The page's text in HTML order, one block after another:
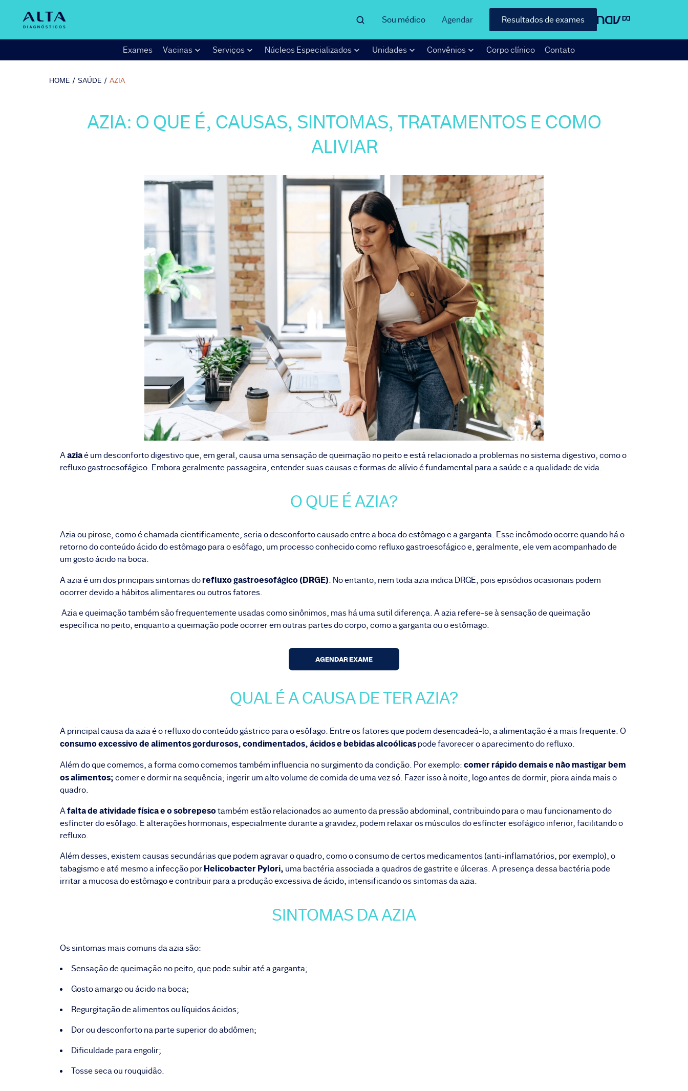
Sou médico Agendar Resultados de exames
Exames Vacinas Serviços Núcleos Especializados Unidades Convênios Corpo clínico Contato
HOME / SAÚDE / AZIA
AZIA: O QUE É, CAUSAS, SINTOMAS, TRATAMENTOS E COMO
ALIVIAR
Aaziaé um desconforto digestivo que, em geral, causa uma sensação de queimação no peito e está relacionado a problemas no sistema digestivo, como o
refluxo gastroesofágico. Embora geralmente passageira, entender suas causas e formas de alívio é fundamental para a saúde e a qualidade de vida.
O QUE É AZIA?
Azia ou pirose, como é chamada cientificamente, seria o desconforto causado entre a boca do estômago e a garganta. Esse incômodo ocorre quando há o
retorno do conteúdo ácido do estômago para o esôfago, um processo conhecido como refluxo gastroesofágico e, geralmente, ele vem acompanhado de
um gosto ácido na boca.
A azia é um dos principais sintomas dorefluxogastroesofágico (DRGE). No entanto, nem toda azia indica DRGE, pois episódios ocasionais podem
ocorrer devido a hábitos alimentares ou outros fatores.
Azia e queimação também são frequentemente usadas como sinônimos, mas há uma sutil diferença. A azia refere-se à sensação de queimação
específica no peito, enquanto a queimação pode ocorrer em outras partes do corpo, como a garganta ou o estômago.
AGENDAR EXAME
QUAL É A CAUSA DE TER AZIA?
A principal causa da azia é o refluxo do conteúdo gástrico para o esôfago. Entre os fatores que podem desencadeá-lo, a alimentação é a mais frequente. O
consumo excessivo de alimentos gordurosos, condimentados, ácidos e bebidas alcoólicaspode favorecer o aparecimento do refluxo.
Além do que comemos, a forma como comemos também influencia no surgimento da condição. Por exemplo:comer rápido demais e não mastigar bem
os alimentos;comer e dormir na sequência; ingerir um alto volume de comida de uma vez só. Fazer isso à noite, logo antes de dormir, piora ainda mais o
quadro.
Afalta de atividade física e o sobrepesotambém estão relacionados ao aumento da pressão abdominal, contribuindo para o mau funcionamento do
esfíncter do esôfago. E alterações hormonais, especialmente durante a gravidez, podem relaxar os músculos do esfíncter esofágico inferior, facilitando o
refluxo.
Além desses, existem causas secundárias que podem agravar o quadro, como o consumo de certos medicamentos (anti-inflamatórios, por exemplo), o
tabagismo e até mesmo a infecção porHelicobacter Pylori, uma bactéria associada a quadros de gastrite e úlceras. A presença dessa bactéria pode
irritar a mucosa do estômago e contribuir para a produção excessiva de ácido, intensificando os sintomas da azia.
SINTOMAS DA AZIA
Os sintomas mais comuns da azia são:
Sensação de queimação no peito, que pode subir até a garganta;
Gosto amargo ou ácido na boca;
Regurgitação de alimentos ou líquidos ácidos;
Dor ou desconforto na parte superior do abdômen;
Dificuldade para engolir;
Tosse seca ou rouquidão.